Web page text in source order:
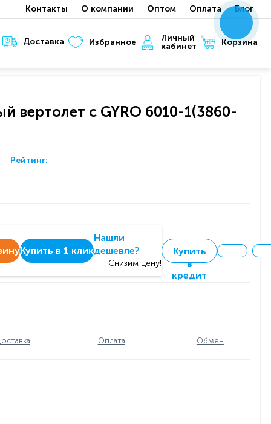
Контакты О компании Оптом Оплата Блог
Доставка Избранное
Личный
кабинет
Корзина
вертолет c GYRO 6010-1(3860-
Рейтинг:
Купить в 1 клик
Нашли
дешевле?
Снизим цену!
Купить
в
кредит
Оплата Обмен
xxx